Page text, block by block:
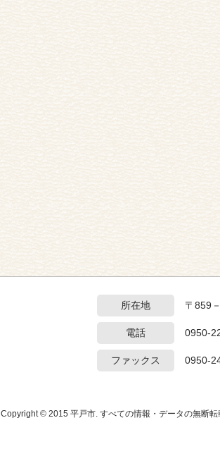
所在地 〒859
電話 0950-
ファックス 0950-
Copyright © 2015 平戸市. すべての情報・データの無断転